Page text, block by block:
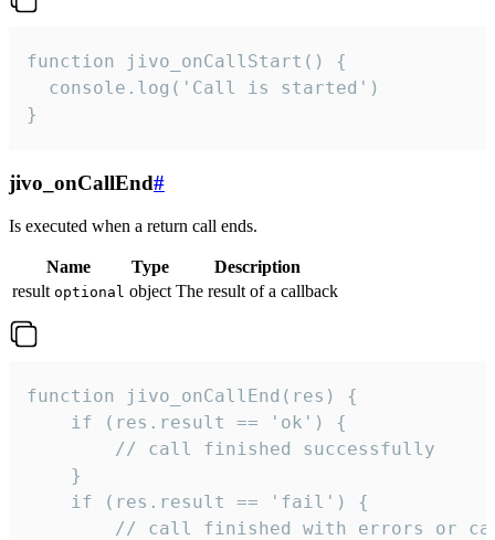
function jivo_onCallStart() {
  console.log('Call is started')
}
jivo_onCallEnd#
Is executed when a return call ends.
Name Type
Description
result optional object The result of a callback
function jivo_onCallEnd(res) {
    if (res.result == 'ok') {
        // call finished successfully
    }
    if (res.result == 'fail') {
// call finished with errors or